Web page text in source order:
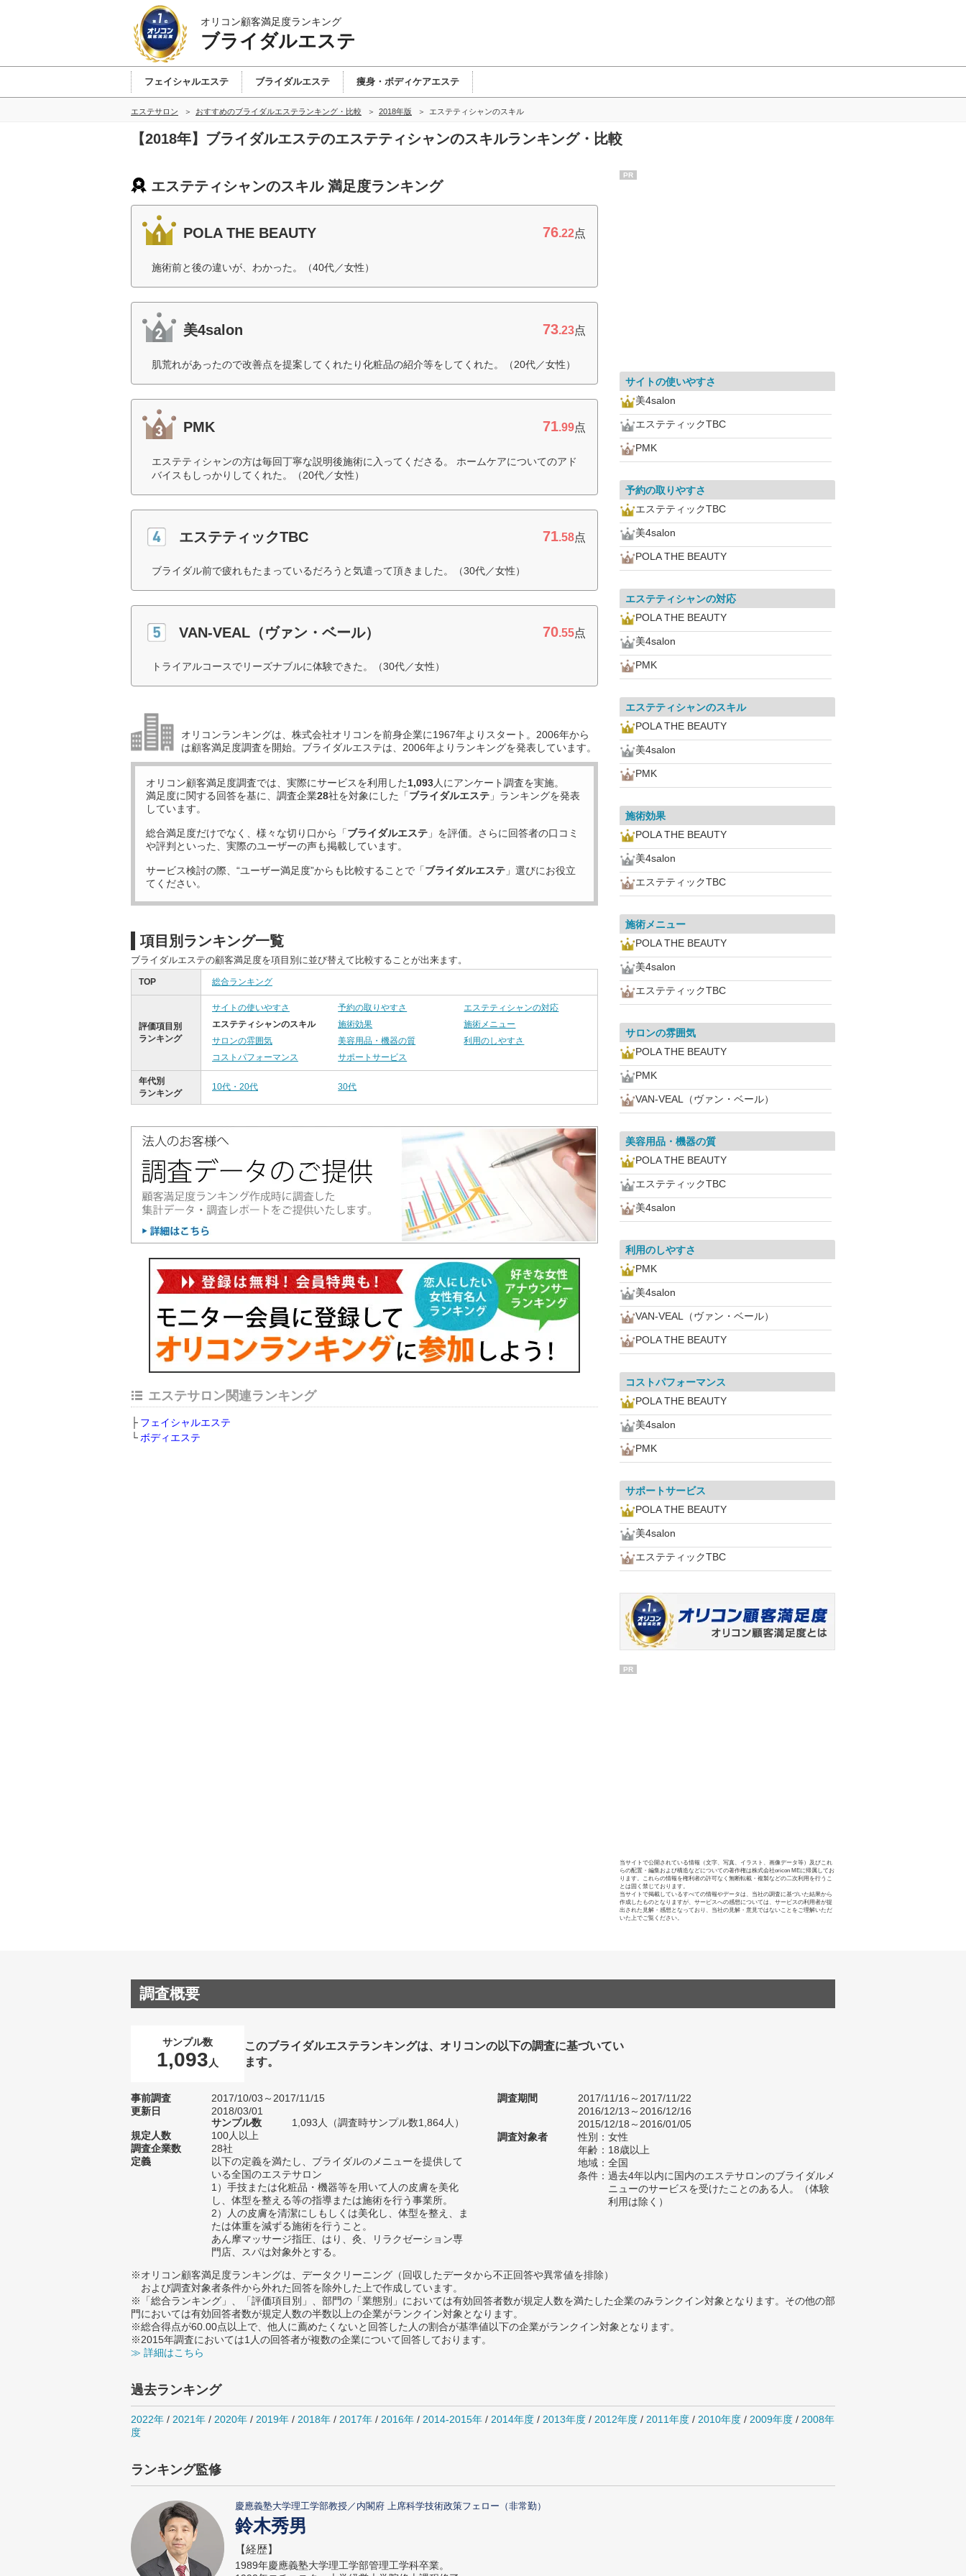
オリコン顧客満足度ランキング
ブライダルエステ
フェイシャルエステ ブライダルエステ 痩身・ボディケアエステ
エステサロン おすすめのブライダルエステランキング・比較 2018年版 エステティシャンのスキル
【2018年】ブライダルエステのエステティシャンのスキルランキング・比較
エステティシャンのスキル 満足度ランキング
POLA THE BEAUTY 76.22点
施術前と後の違いが、わかった。（40代／女性）
美4salon 73.23点
肌荒れがあったので改善点を提案してくれたり化粧品の紹介等をしてくれた。（20代／女性）
PMK 71.99点
エステティシャンの方は毎回丁寧な説明後施術に入ってくださる。 ホームケアについてのアド
バイスもしっかりしてくれた。（20代／女性）
エステティックTBC 71.58点
ブライダル前で疲れもたまっているだろうと気遣って頂きました。（30代／女性）
VAN-VEAL（ヴァン・ベール） 70.55点
トライアルコースでリーズナブルに体験できた。（30代／女性）
オリコンランキングは、株式会社オリコンを前身企業に1967年よりスタート。2006年から
は顧客満足度調査を開始。ブライダルエステは、2006年よりランキングを発表しています。
オリコン顧客満足度調査では、実際にサービスを利用した1,093人にアンケート調査を実施。
満足度に関する回答を基に、調査企業28社を対象にした「ブライダルエステ 」ランキングを発表
しています。
総合満足度だけでなく、様々な切り口から「ブライダルエステ 」を評価。さらに回答者の口コミ
や評判といった、実際のユーザーの声も掲載しています。
サービス検討の際、“ユーザー満足度”からも比較することで「ブライダルエステ 」選びにお役立
てください。
項目別ランキング一覧
ブライダルエステの顧客満足度を項目別に並び替えて比較することが出来ます。
TOP 総合ランキング
評価項目別
ランキング
サイトの使いやすさ 予約の取りやすさ
エステティシャンの対応
エステティシャンのスキル
施術効果
施術メニュー
サロンの雰囲気
美容用品・機器の質
利用のしやすさ
コストパフォーマンス
サポートサービス
年代別
ランキング
10代・20代 30代
エステサロン関連ランキング
フェイシャルエステ
ボディエステ
PR
サイトの使いやすさ
美4salon
エステティックTBC
PMK
予約の取りやすさ
エステティックTBC
美4salon
POLA THE BEAUTY
エステティシャンの対応
POLA THE BEAUTY
美4salon
PMK
エステティシャンのスキル
POLA THE BEAUTY
美4salon
PMK
施術効果
POLA THE BEAUTY
美4salon
エステティックTBC
施術メニュー
POLA THE BEAUTY
美4salon
エステティックTBC
サロンの雰囲気
POLA THE BEAUTY
PMK
VAN-VEAL（ヴァン・ベール）
美容用品・機器の質
POLA THE BEAUTY
エステティックTBC
美4salon
利用のしやすさ
PMK
美4salon
VAN-VEAL（ヴァン・ベール）
POLA THE BEAUTY
コストパフォーマンス
POLA THE BEAUTY
美4salon
PMK
サポートサービス
POLA THE BEAUTY
美4salon
エステティックTBC
PR
当サイトで公開されている情報（文字、写真、イラスト、画像データ等）及びこれ
らの配置・編集および構造などについての著作権は株式会社oricon MEに帰属してお
ります。これらの情報を権利者の許可なく無断転載・複製などの二次利用を行うこ
とは固く禁じております。
当サイトで掲載しているすべての情報やデータは、当社の調査に基づいた結果から
作成したものとなりますが、サービスへの感想については、サービスの利用者が提
出された見解・感想となっており、当社の見解・意見ではないことをご理解いただ
いた上でご覧ください。
調査概要
サンプル数
1,093 人
このブライダルエステランキングは、オリコンの以下の調査に基づいてい
ます。
事前調査
2017/10/03～2017/11/15
更新日
2018/03/01
サンプル数
1,093人（調査時サンプル数1,864人）
規定人数
100人以上
調査企業数
28社
定義
以下の定義を満たし、ブライダルのメニューを提供して
いる全国のエステサロン
1）手技または化粧品・機器等を用いて人の皮膚を美化
し、体型を整える等の指導または施術を行う事業所。
2）人の皮膚を清潔にしもしくは美化し、体型を整え、ま
たは体重を減ずる施術を行うこと。
あん摩マッサージ指圧、はり、灸、リラクゼーション専
門店、スパは対象外とする。
調査期間
2017/11/16～2017/11/22
2016/12/13～2016/12/16
2015/12/18～2016/01/05
調査対象者
性別：女性
年齢：18歳以上
地域：全国
条件：過去4年以内に国内のエステサロンのブライダルメ
ニューのサービスを受けたことのある人。（体験
利用は除く）
※オリコン顧客満足度ランキングは、データクリーニング（回収したデータから不正回答や異常値を排除）
および調査対象者条件から外れた回答を除外した上で作成しています。
※「総合ランキング」、「評価項目別」、部門の「業態別」においては有効回答者数が規定人数を満たした企業のみランクイン対象となります。その他の部
門においては有効回答者数が規定人数の半数以上の企業がランクイン対象となります。
※総合得点が60.00点以上で、他人に薦めたくないと回答した人の割合が基準値以下の企業がランクイン対象となります。
※2015年調査においては1人の回答者が複数の企業について回答しております。
≫ 詳細はこちら
過去ランキング
2022年 / 2021年 / 2020年 / 2019年 / 2018年 / 2017年 / 2016年 / 2014-2015年 / 2014年度 / 2013年度 / 2012年度 / 2011年度 / 2010年度 / 2009年度 / 2008年
度
ランキング監修
慶應義塾大学理工学部教授／内閣府 上席科学技術政策フェロー（非常勤）
鈴木秀男
【経歴】
1989年慶應義塾大学理工学部管理工学科卒業。